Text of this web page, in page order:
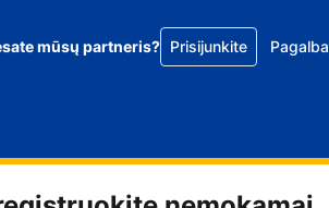
mūsų partneris? Prisijunkite Pagalba